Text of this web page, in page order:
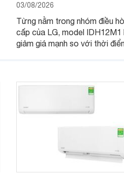
03/08/2026
Từng nằm trong nhóm điều
cấp của LG, model IDH12M1
giảm giá mạnh so với thời
đại.